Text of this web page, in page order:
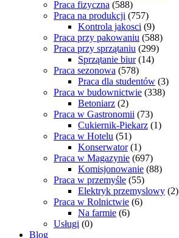
Praca fizyczna (588)
Praca na produkcji (757)
Kontrola jakosci (9)
Praca przy pakowaniu (588)
Praca przy sprzątaniu (299)
Sprzątanie biur (14)
Praca sezonowa (578)
Praca dla studentów (3)
Praca w budownictwie (338)
Betoniarz (2)
Praca w Gastronomii (73)
Cukiernik-Piekarz (1)
Praca w Hotelu (51)
Konserwator (1)
Praca w Magazynie (697)
Komisjonowanie (88)
Praca w przemyśle (55)
Elektryk przemyslowy (2)
Praca w Rolnictwie (6)
Na farmie (6)
Usługi (0)
Blog